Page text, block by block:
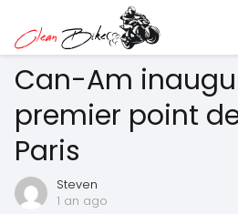
Can-Am
premier point
Paris
Steven
1 an ago